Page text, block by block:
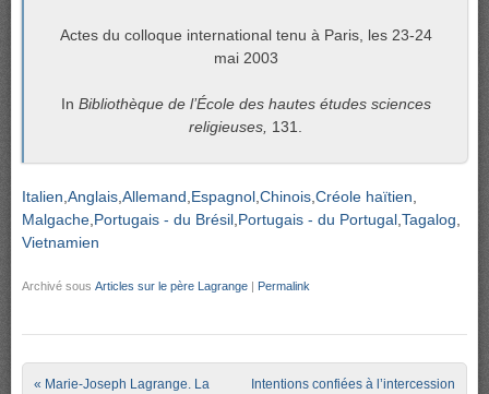
Actes du colloque international tenu à Paris, les 23-24
mai 2003
In Bibliothèque de l’École des hautes études sciences
religieuses, 131.
Italien Anglais Allemand Espagnol Chinois Créole haïtien
Malgache Portugais - du Brésil Portugais - du Portugal Tagalog
Vietnamien
Archivé sous Articles sur le père Lagrange Permalink
Post navigation
« Marie-Joseph Lagrange. La
Intentions confiées à l’intercession